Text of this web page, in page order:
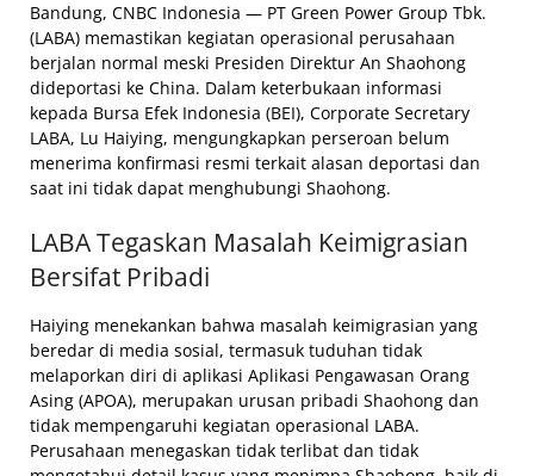
Bandung, CNBC Indonesia — PT Green Power Group Tbk.
(LABA) memastikan kegiatan operasional perusahaan
berjalan normal meski Presiden Direktur An Shaohong
dideportasi ke China. Dalam keterbukaan informasi
kepada Bursa Efek Indonesia (BEI), Corporate Secretary
LABA, Lu Haiying, mengungkapkan perseroan belum
menerima konfirmasi resmi terkait alasan deportasi dan
saat ini tidak dapat menghubungi Shaohong.
LABA Tegaskan Masalah Keimigrasian
Bersifat Pribadi
Haiying menekankan bahwa masalah keimigrasian yang
beredar di media sosial, termasuk tuduhan tidak
melaporkan diri di aplikasi Aplikasi Pengawasan Orang
Asing (APOA), merupakan urusan pribadi Shaohong dan
tidak mempengaruhi kegiatan operasional LABA.
Perusahaan menegaskan tidak terlibat dan tidak